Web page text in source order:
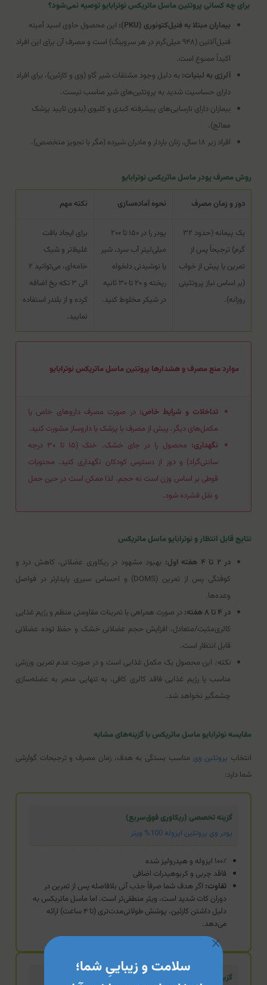
برای چه کسانی پروتئین ماسل ماتریکس نوترابایو توصیه نمی‌شود؟
بیماران مبتلا به فنیل‌کتونوری (PKU):
این محصول حاوی اسید آمینه
فنیل‌آلانین (۹۴۸ میلی‌گرم در هر سروینگ) است و مصرف آن برای این افراد
اکیداً ممنوع است.
آلرژی به لبنیات: به دلیل وجود مشتقات شیر گاو (وی و کازئین)، برای افراد
دارای حساسیت شدید به پروتئین‌های شیر مناسب نیست.
بیماران دارای نارسایی‌های پیشرفته کبدی و کلیوی (بدون تایید پزشک
معالج).
افراد زیر ۱۸ سال، زنان باردار و مادران شیرده (مگر با تجویز متخصص).
روش مصرف پودر ماسل ماتریکس نوترابایو
دوز و زمان مصرف نحوه آماده‌سازی نکته مهم
یک پیمانه (حدود ۳۲
گرم) ترجیحاً پس از
تمرین یا پیش از خواب
(بر اساس نیاز پروتئینی
روزانه).
پودر را در ۱۵۰ تا ۲۰۰
میلی‌لیتر آب سرد، شیر
یا نوشیدنی دلخواه
ریخته و ۲۰ تا ۳۰ ثانیه
در شیکر مخلوط کنید.
برای ایجاد بافت
غلیظ‌تر و شیک
خامه‌ای، می‌توانید ۲
الی ۳ تکه یخ اضافه
کرده و از بلندر استفاده
نمایید.
موارد منع مصرف و هشدارها پروتئین ماسل ماتریکس نوترابایو
تداخلات و شرایط خاص: در صورت مصرف داروهای خاص یا
مکمل‌های دیگر، پیش از مصرف با پزشک یا داروساز مشورت کنید.
نگهداری:
محصول را در جای خشک، خنک (۱۵ تا ۳۰ درجه
سانتی‌گراد) و دور از دسترس کودکان نگهداری کنید. محتویات
قوطی بر اساس وزن است نه حجم، لذا ممکن است در حین حمل
و نقل فشرده شود.
نتایج قابل انتظار و نوترابایو ماسل ماتریکس
در ۲ تا ۴ هفته اول:
بهبود مشهود در ریکاوری عضلانی، کاهش درد و
کوفتگی پس از تمرین (DOMS) و احساس سیری پایدارتر در فواصل
وعده‌ها.
در ۴ تا ۸ هفته:
در صورت همراهی با تمرینات مقاومتی منظم و رژیم غذایی
کالری‌مثبت/متعادل، افزایش حجم عضلانی خشک و حفظ توده عضلانی
قابل انتظار است.
نکته: این محصول یک مکمل غذایی است و در صورت عدم تمرین ورزشی
مناسب یا رژیم غذایی فاقد کالری کافی، به تنهایی منجر به عضله‌سازی
چشمگیر نخواهد شد.
مقایسه نوترابایو ماسل ماتریکس با گزینه‌های مشابه
انتخاب پروتئین وی مناسب بستگی به هدف، زمان مصرف و ترجیحات گوارشی
شما دارد:
گزینه تخصصی (ریکاوری فوق‌سریع)
پودر وی پروتئین ایزوله 100% ویثر
۱۰۰٪ ایزوله و هیدرولیز شده
فاقد چربی و کربوهیدرات اضافی
تفاوت: اگر هدف شما صرفاً جذب آنی بلافاصله پس از تمرین در
دوران کات شدید است، ویثر منطقی‌تر است. اما ماسل ماتریکس به
دلیل داشتن کازئین، پوشش طولانی‌مدت‌تری (تا ۴ ساعت) ارائه
می‌دهد.
گزینه استاندارد (محصول فعلی)